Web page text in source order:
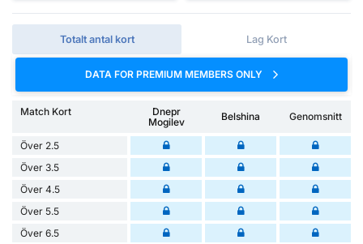
Totalt antal kort Lag Kort
DATA FOR PREMIUM MEMBERS ONLY
Match Kort
Dnepr
Mogilev
Belshina Genomsnitt
Över 2.5
Över 3.5
Över 4.5
Över 5.5
Över 6.5